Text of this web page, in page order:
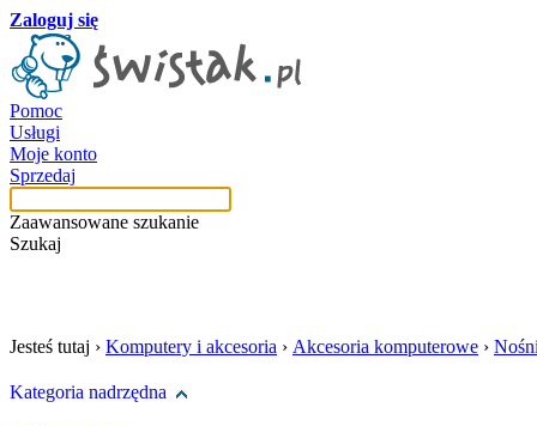
Zaloguj się
Pomoc
Usługi
Moje konto
Sprzedaj
Zaawansowane szukanie
Szukaj
Jesteś tutaj › Komputery i akcesoria › Akcesoria komputerowe ›
Kategoria nadrzędna